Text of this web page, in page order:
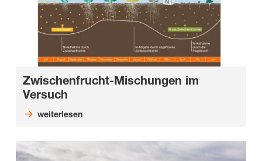
Zwischenfrucht-Mischungen im
Versuch
weiterlesen